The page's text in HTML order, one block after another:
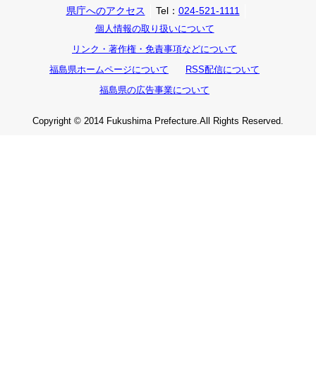
県庁へのアクセス Tel： 024-521-1111
個人情報の取り扱いについて
リンク・著作権・免責事項などについて
福島県ホームページについて
RSS配信について
福島県の広告事業について
Copyright © 2014 Fukushima Prefecture.All Rights Reserved.